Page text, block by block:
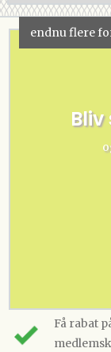
endnu flere
Få rabat